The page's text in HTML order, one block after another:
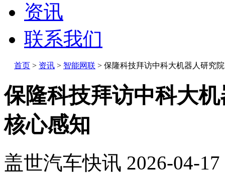
资讯
联系我们
首页 > 资讯 > 智能网联 > 保隆科技拜访中科大机器人研究
保隆科技拜访中科大
核心感知
盖世汽车快讯 2026-04-